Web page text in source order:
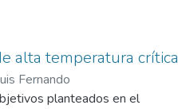
alta temperatura crítica
Fernando
planteados en el